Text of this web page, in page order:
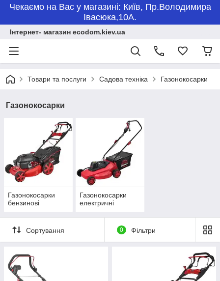
Чекаємо на Вас у магазині: Київ, Пр.Володимира
Івасюка,10А.
Інтернет- магазин ecodom.kiev.ua
Товари та послуги Садова техніка Газонокосарки
Газонокосарки
Газонокосарки
бензинові
Газонокосарки
електричні
Сортування 0 Фільтри